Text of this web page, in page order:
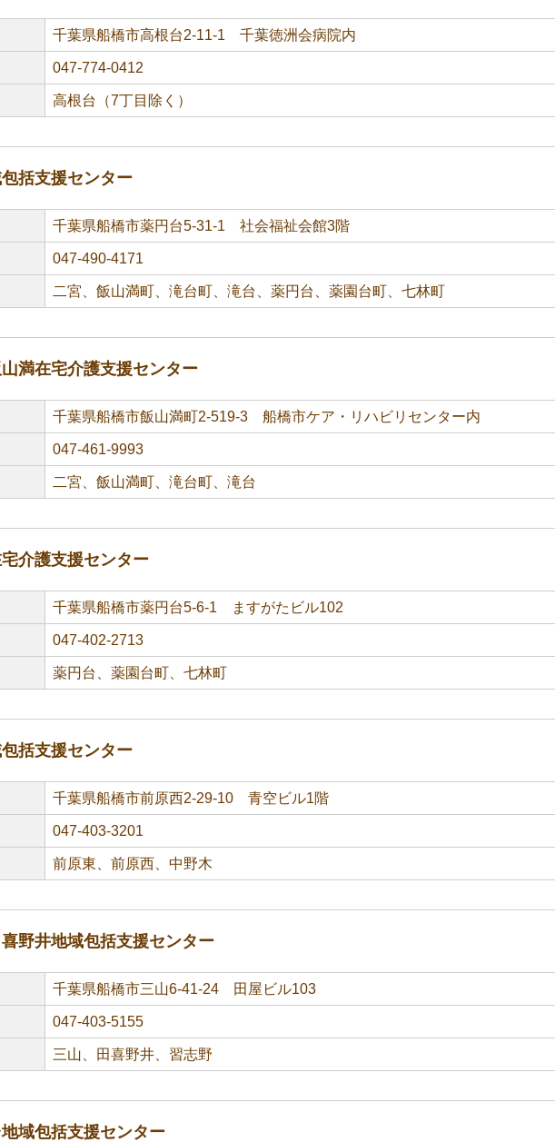
千葉県船橋市高根台2-11-1 千葉徳洲会病院内
047-774-0412
高根台（7丁目除く）
括支援センター
千葉県船橋市薬円台5-31-1 社会福祉会館3階
047-490-4171
二宮、飯山満町、滝台町、滝台、薬円台、薬園台町、七林町
満在宅介護支援センター
千葉県船橋市飯山満町2-519-3 船橋市ケア・リハビリセンター内
047-461-9993
二宮、飯山満町、滝台町、滝台
介護支援センター
千葉県船橋市薬円台5-6-1 ますがたビル102
047-402-2713
薬円台、薬園台町、七林町
括支援センター
千葉県船橋市前原西2-29-10 青空ビル1階
047-403-3201
前原東、前原西、中野木
野井地域包括支援センター
千葉県船橋市三山6-41-24 田屋ビル103
047-403-5155
三山、田喜野井、習志野
域包括支援センター